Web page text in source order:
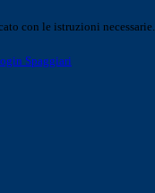
con le istruzioni necessarie.
Spaggiari